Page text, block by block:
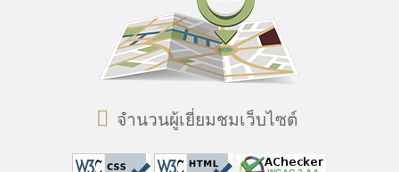
จำนวนผู้เยี่ยมชมเว็บไซต์